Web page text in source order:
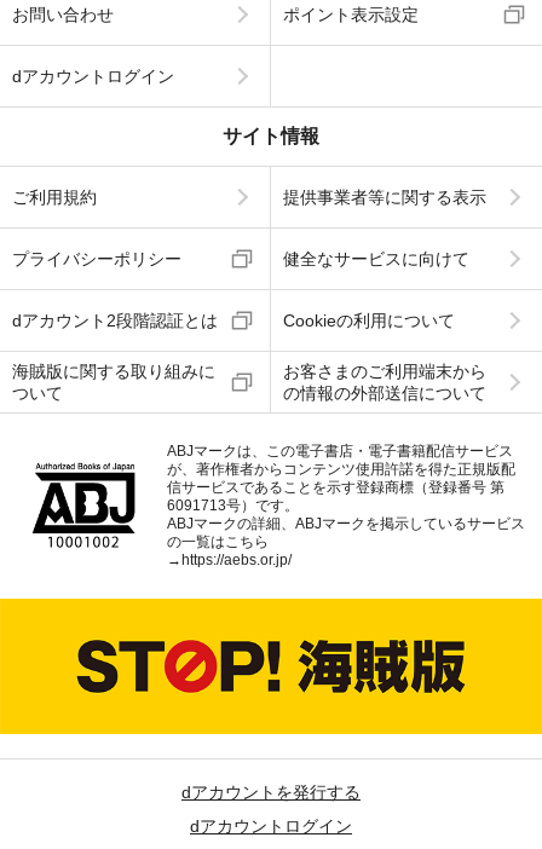
お問い合わせ ポイント表示設定
dアカウントログイン
サイト情報
ご利用規約 提供事業者等に関する表示
プライバシーポリシー 健全なサービスに向けて
dアカウント2段階認証とは Cookieの利用について
海賊版に関する取り組みに
ついて
お客さまのご利用端末から
の情報の外部送信について
ABJマークは、この電子書店・電子書籍配信サービス
が、著作権者からコンテンツ使用許諾を得た正規版配
信サービスであることを示す登録商標（登録番号 第
6091713号）です。
ABJマークの詳細、ABJマークを掲示しているサービス
の一覧はこちら
→https://aebs.or.jp/
dアカウントを発行する
dアカウントログイン